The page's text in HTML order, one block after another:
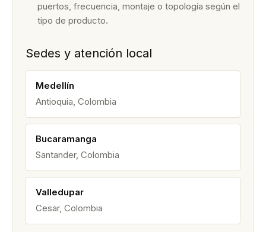
puertos, frecuencia, montaje o topología según el
tipo de producto.
Sedes y atención local
Medellín
Antioquia, Colombia
Bucaramanga
Santander, Colombia
Valledupar
Cesar, Colombia